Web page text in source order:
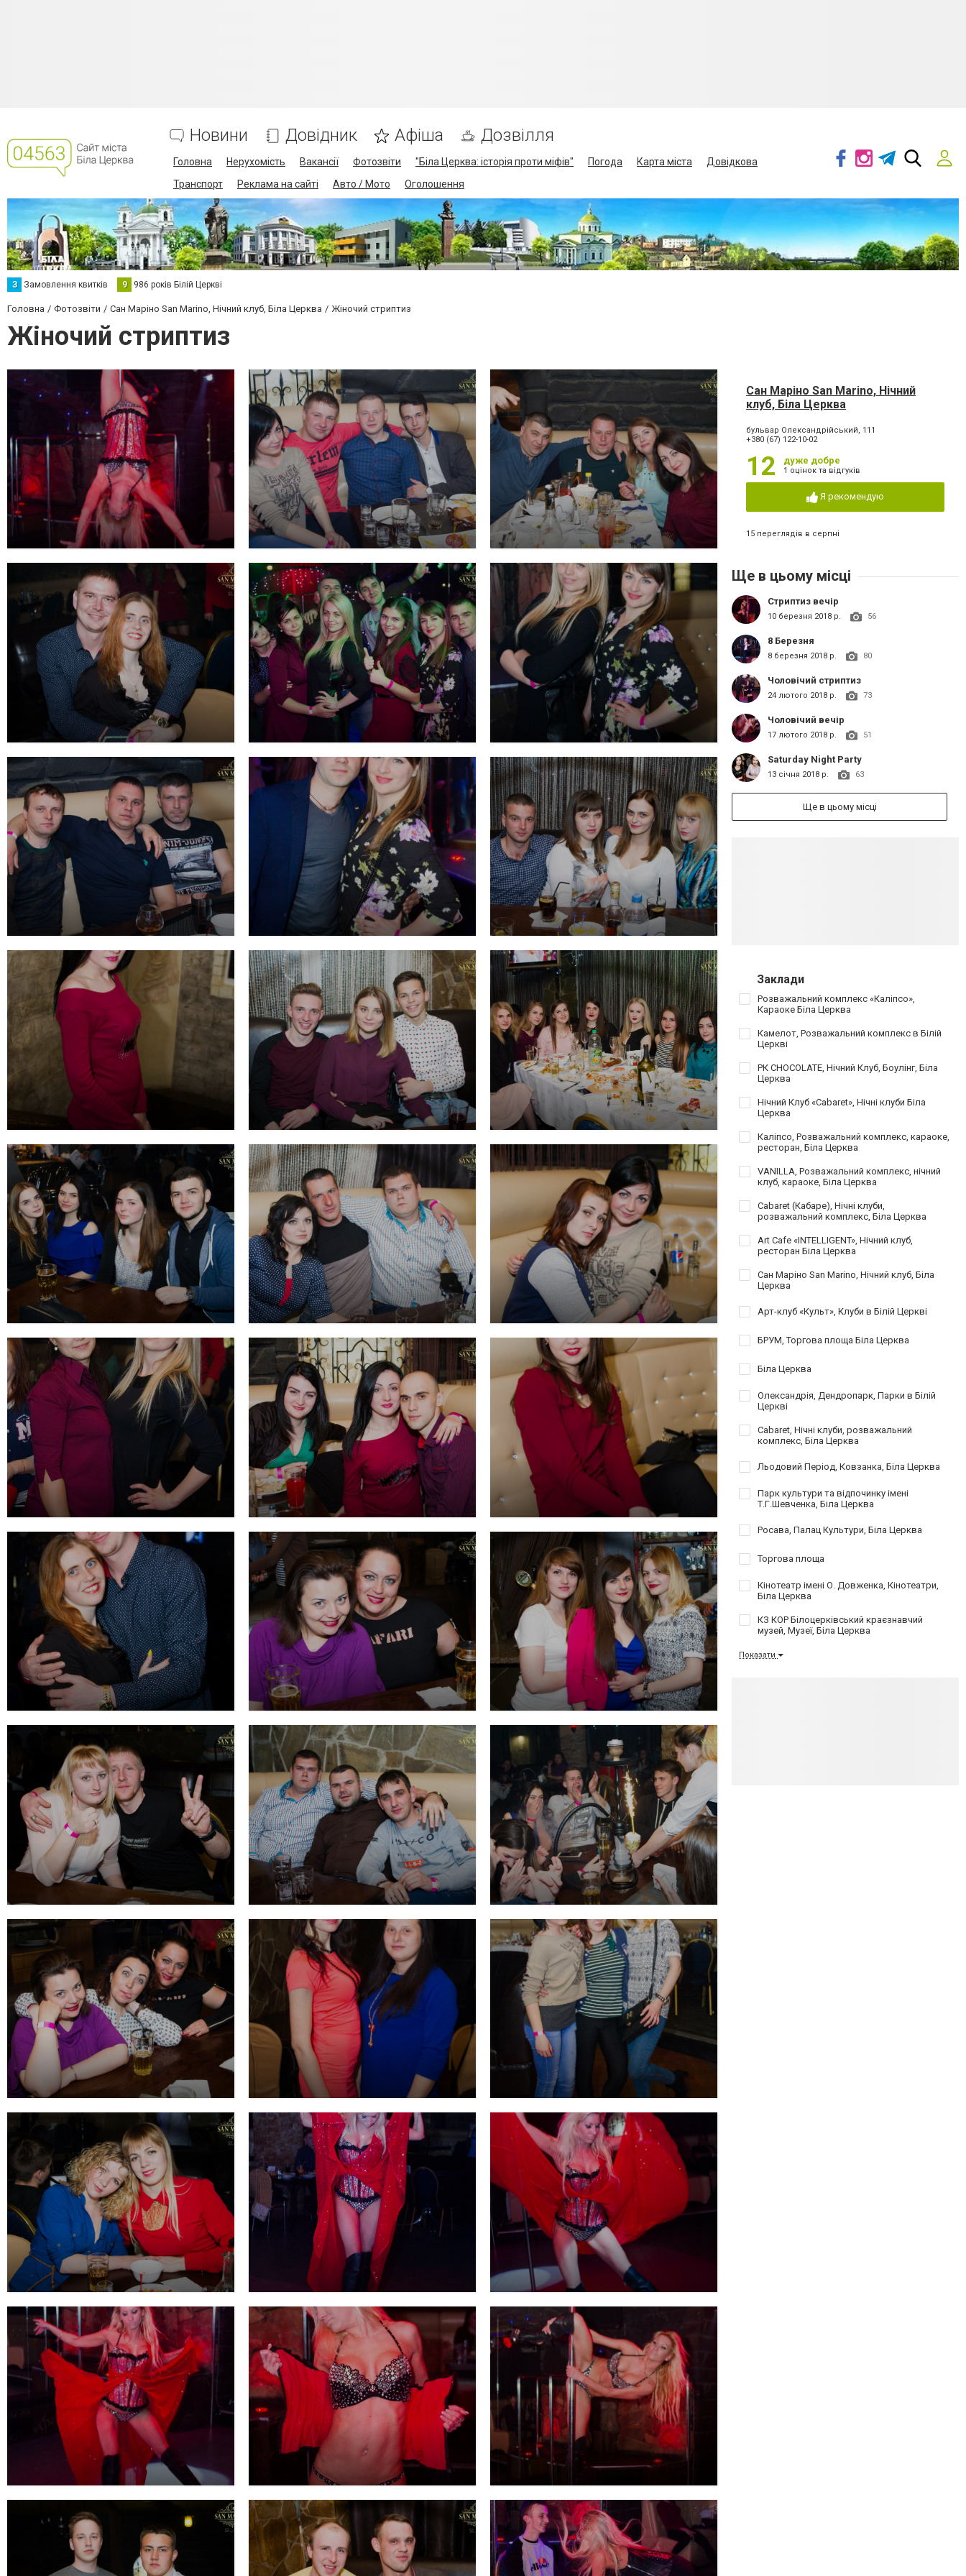
Новини Довідник Афіша Дозвілля
Головна Нерухомість Вакансії Фотозвіти "Біла Церква: історія проти міфів" Погода Карта міста
Довідкова
Транспорт
Реклама на сайті Авто / Мото Оголошення
З Замовлення квитків 9 986 років Білій Церкві
Головна Фотозвіти Сан Маріно San Marino, Нічний клуб, Біла Церква Жіночий стриптиз
Жіночий стриптиз
Сан Маріно San Marino, Нічний
клуб, Біла Церква
бульвар Олександрійський, 111
+380 (67) 122-10-02
12 дуже добре
1 оцінок та відгуків
Я рекомендую
15 переглядів в серпні
Ще в цьому місці
Стриптиз вечір
10 березня 2018 р. 56
8 Березня
8 березня 2018 р. 80
Чоловічий стриптиз
24 лютого 2018 р. 73
Чоловічий вечір
17 лютого 2018 р. 51
Saturday Night Party
13 січня 2018 р. 63
Ще в цьому місці
Заклади
Розважальний комплекс «Каліпсо»,
Караоке Біла Церква
Камелот, Розважальний комплекс в Білій
Церкві
РК CHOCOLATE, Нічний Клуб, Боулінг, Біла
Церква
Нічний Клуб «Cabaret», Нічні клуби Біла
Церква
Каліпсо, Розважальний комплекс, караоке,
ресторан, Біла Церква
VANILLA, Розважальний комплекс, нічний
клуб, караоке, Біла Церква
Cabaret (Кабаре), Нічні клуби,
розважальний комплекс, Біла Церква
Art Cafe «INTELLIGENT», Нічний клуб,
ресторан Біла Церква
Сан Маріно San Marino, Нічний клуб, Біла
Церква
Арт-клуб «Культ», Клуби в Білій Церкві
БРУМ, Торгова площа Біла Церква
Біла Церква
Олександрія, Дендропарк, Парки в Білій
Церкві
Cabaret, Нічні клуби, розважальний
комплекс, Біла Церква
Льодовий Період, Ковзанка, Біла Церква
Парк культури та відпочинку імені
Т.Г.Шевченка, Біла Церква
Росава, Палац Культури, Біла Церква
Торгова площа
Кінотеатр імені О. Довженка, Кінотеатри,
Біла Церква
КЗ КОР Білоцерківський краєзнавчий
музей, Музеї, Біла Церква
Показати